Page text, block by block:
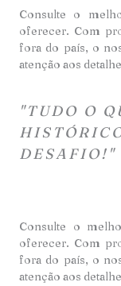
Consulte o
oferecer. Com
fora do país, o
atenção aos
Consulte o
oferecer. Com
fora do país, o
atenção aos
"TUDO O
DESAFIO!"